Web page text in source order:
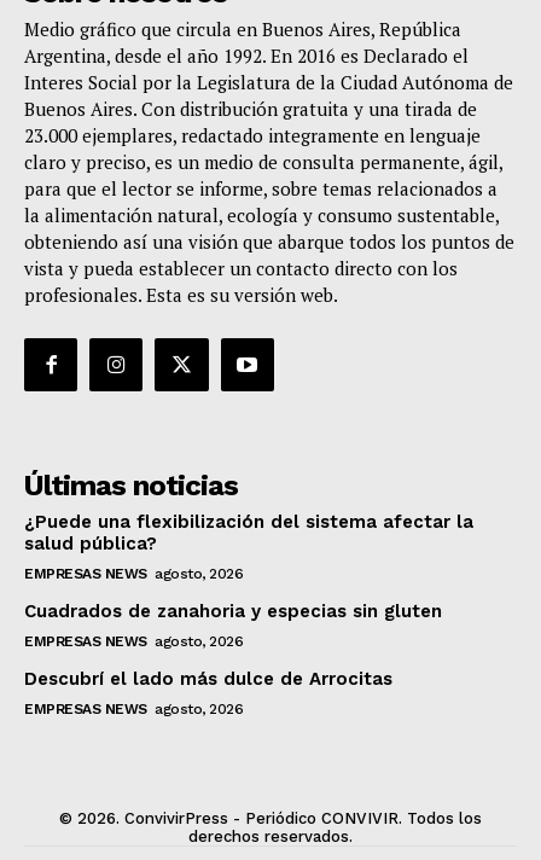
Medio gráfico que circula en Buenos Aires, República
Argentina, desde el año 1992. En 2016 es Declarado el
Interes Social por la Legislatura de la Ciudad Autónoma de
Buenos Aires. Con distribución gratuita y una tirada de
23.000 ejemplares, redactado integramente en lenguaje
claro y preciso, es un medio de consulta permanente, ágil,
para que el lector se informe, sobre temas relacionados a
la alimentación natural, ecología y consumo sustentable,
obteniendo así una visión que abarque todos los puntos de
vista y pueda establecer un contacto directo con los
profesionales. Esta es su versión web.
Últimas noticias
¿Puede una flexibilización del sistema afectar la
salud pública?
EMPRESAS NEWS agosto, 2026
Cuadrados de zanahoria y especias sin gluten
EMPRESAS NEWS agosto, 2026
Descubrí el lado más dulce de Arrocitas
EMPRESAS NEWS agosto, 2026
© 2026. ConvivirPress - Periódico CONVIVIR. Todos los
derechos reservados.